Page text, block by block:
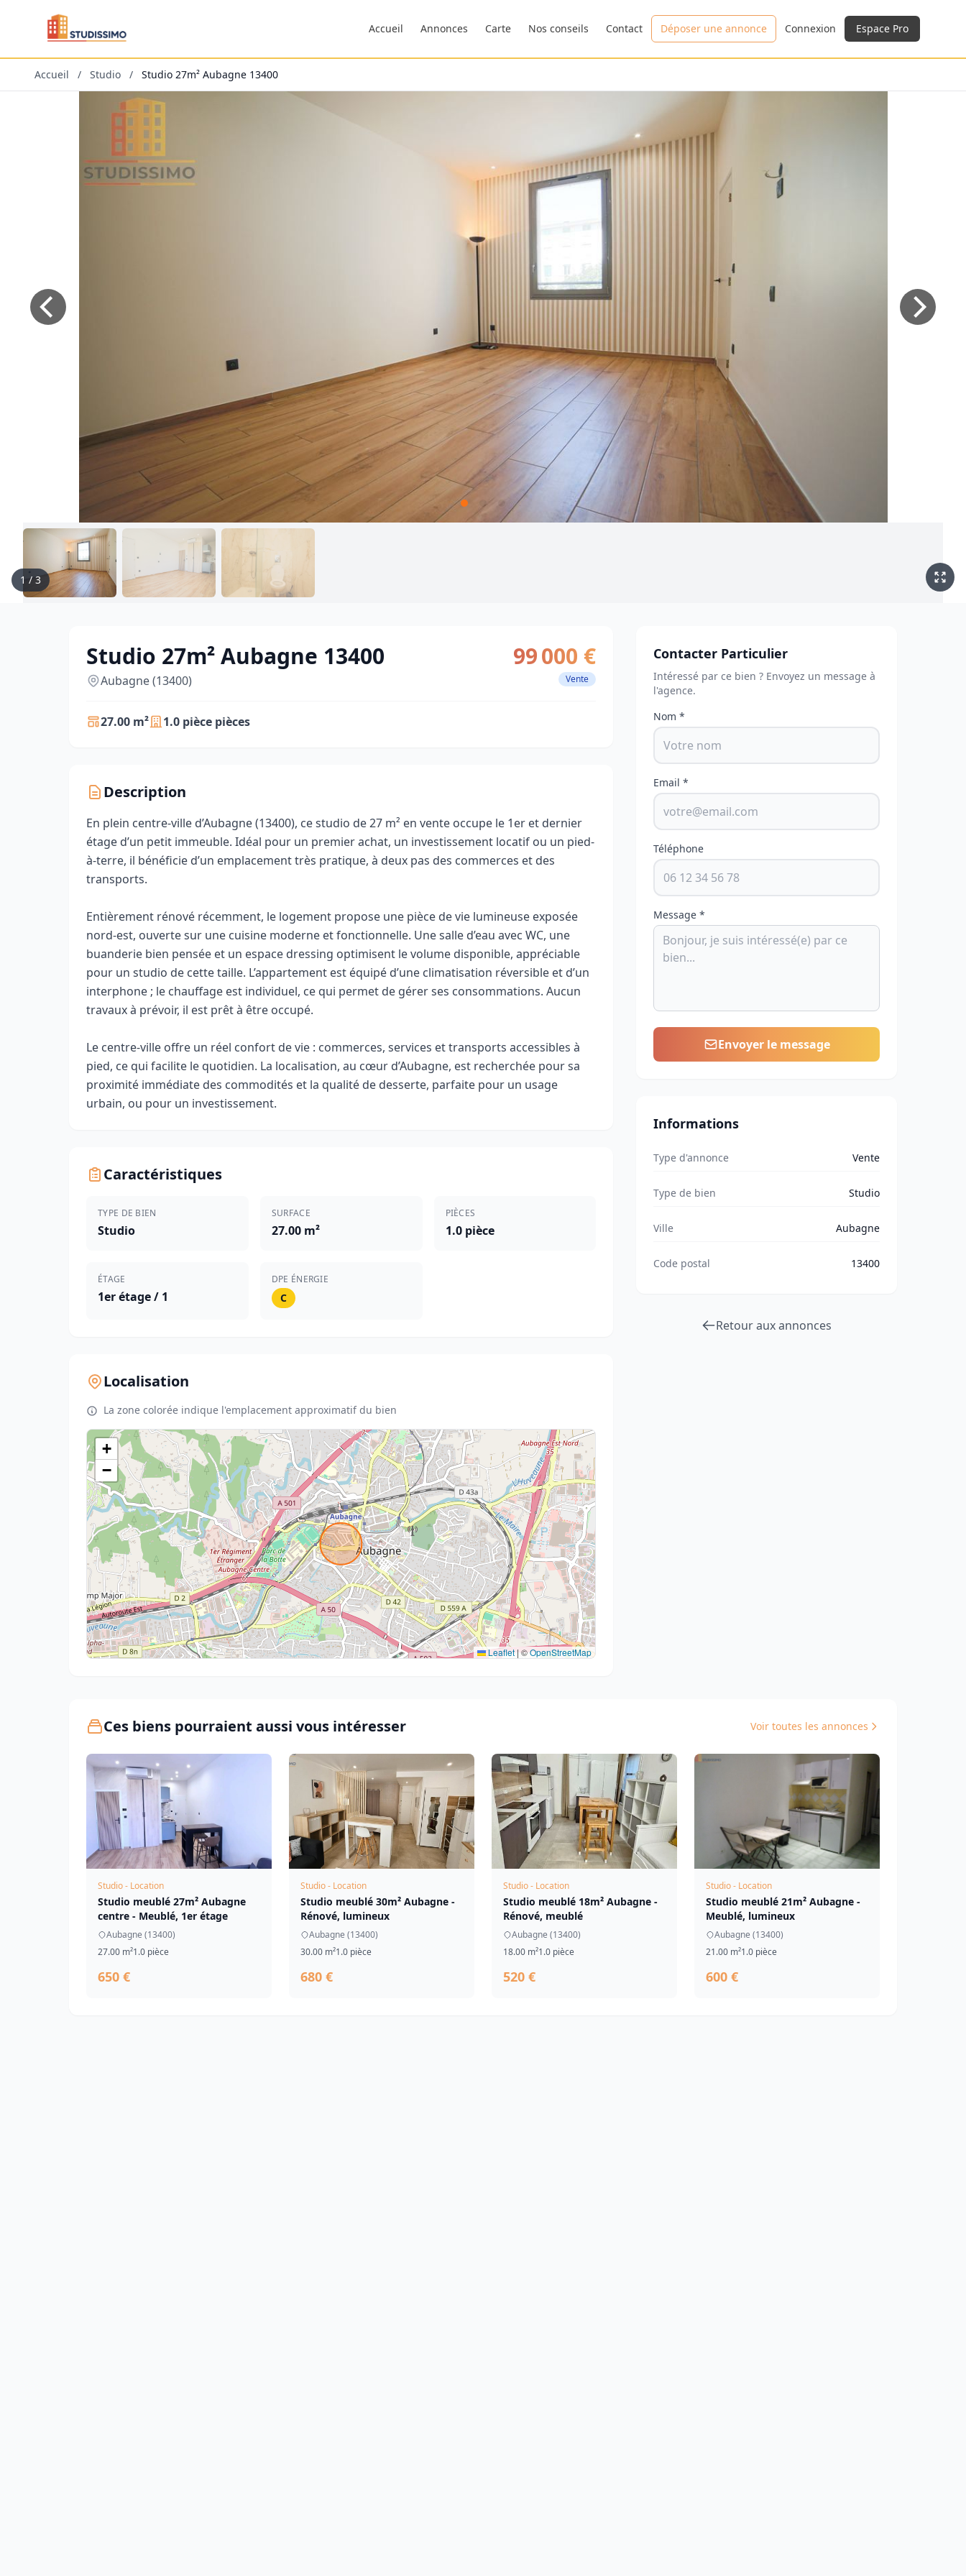
Accueil Annonces Carte Nos conseils Contact Déposer une annonce Connexion Espace Pro
Accueil / Studio / Studio 27m² Aubagne 13400
1 / 3
Studio 27m² Aubagne 13400
Aubagne (13400)
99 000 €
Vente
27.00 m² 1.0 pièce pièces
Description
En plein centre-ville d’Aubagne (13400), ce studio de 27 m² en vente occupe le 1er et dernier
étage d’un petit immeuble. Idéal pour un premier achat, un investissement locatif ou un pied-
à-terre, il bénéficie d’un emplacement très pratique, à deux pas des commerces et des
transports.
Entièrement rénové récemment, le logement propose une pièce de vie lumineuse exposée
nord-est, ouverte sur une cuisine moderne et fonctionnelle. Une salle d’eau avec WC, une
buanderie bien pensée et un espace dressing optimisent le volume disponible, appréciable
pour un studio de cette taille. L’appartement est équipé d’une climatisation réversible et d’un
interphone ; le chauffage est individuel, ce qui permet de gérer ses consommations. Aucun
travaux à prévoir, il est prêt à être occupé.
Le centre-ville offre un réel confort de vie : commerces, services et transports accessibles à
pied, ce qui facilite le quotidien. La localisation, au cœur d’Aubagne, est recherchée pour sa
proximité immédiate des commodités et la qualité de desserte, parfaite pour un usage
urbain, ou pour un investissement.
Caractéristiques
TYPE DE BIEN
Studio
SURFACE
27.00 m²
PIÈCES
1.0 pièce
ÉTAGE
1er étage / 1
DPE ÉNERGIE
C
Localisation
La zone colorée indique l'emplacement approximatif du bien
+
−
Leaflet|©OpenStreetMap
Contacter Particulier
Intéressé par ce bien ? Envoyez un message à
l'agence.
Nom *
Email *
Téléphone
Message *
Envoyer le message
Informations
Type d'annonce Vente
Type de bien Studio
Ville Aubagne
Code postal 13400
Retour aux annonces
Ces biens pourraient aussi vous intéresser Voir toutes les annonces
Studio - Location
Studio meublé 27m² Aubagne
centre - Meublé, 1er étage
Aubagne (13400)
27.00 m²1.0 pièce
650 €
Studio - Location
Studio meublé 30m² Aubagne -
Rénové, lumineux
Aubagne (13400)
30.00 m²1.0 pièce
680 €
Studio - Location
Studio meublé 18m² Aubagne -
Rénové, meublé
Aubagne (13400)
18.00 m²1.0 pièce
520 €
Studio - Location
Studio meublé 21m² Aubagne -
Meublé, lumineux
Aubagne (13400)
21.00 m²1.0 pièce
600 €